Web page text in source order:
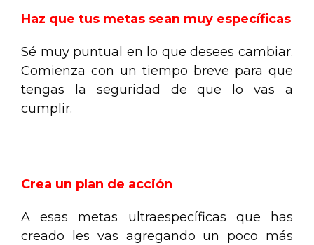
Haz que tus metas sean muy específicas
Sé muy puntual en lo que desees cambiar.
Comienza con un tiempo breve para que
tengas la seguridad de que lo vas a
cumplir.
Crea un plan de acción
A esas metas ultraespecíficas que has
creado les vas agregando un poco más